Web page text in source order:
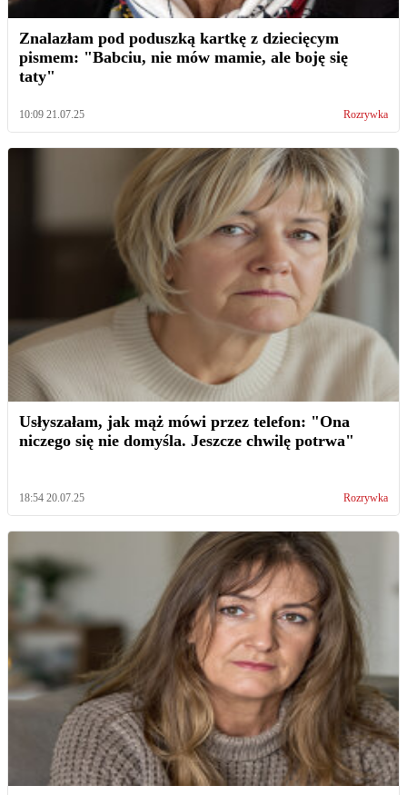
Znalazłam pod poduszką kartkę z dziecięcym
pismem: "Babciu, nie mów mamie, ale boję się
taty"
10:09 21.07.25 Rozrywka
Usłyszałam, jak mąż mówi przez telefon: "Ona
niczego się nie domyśla. Jeszcze chwilę potrwa"
18:54 20.07.25 Rozrywka